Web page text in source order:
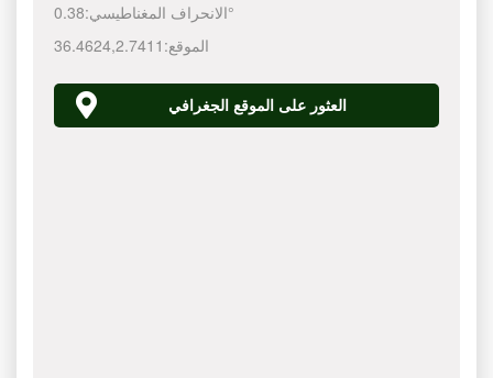
الانحراف المغناطيسي:0.38°
الموقع:
36.4624,2.7411
العثور على الموقع الجغرافي